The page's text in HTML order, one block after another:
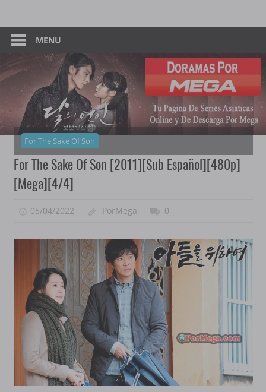
content
Dorama
–
Por
Mega
Pagina
Descarga
Por
Mega
MENU
For The Sake Of Son
For The Sake Of Son [2011][Sub Español][480p]
[Mega][4/4]
05/04/2022 PorMega 0